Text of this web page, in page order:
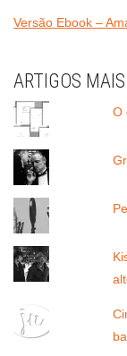
Versão Ebook –
ARTIGOS
O